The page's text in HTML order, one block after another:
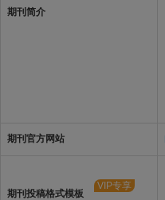
期刊简介
期刊官方网站
期刊投稿格式模板
VIP专享